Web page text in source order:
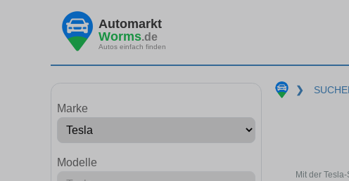
Automarkt
Worms.de
Autos einfach finden
Marke
Modelle
❯
Mit der